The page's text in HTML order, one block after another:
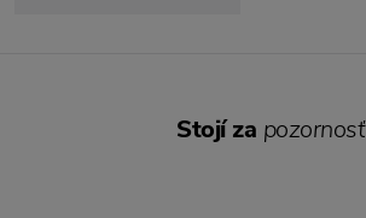
Stojí za pozornosť